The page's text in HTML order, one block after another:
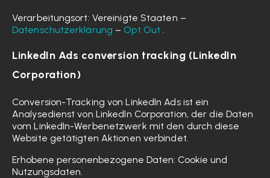
Verarbeitungsort: Vereinigte Staaten –
Datenschutzerklärung – Opt Out
LinkedIn Ads conversion tracking (LinkedIn
Corporation)
Conversion-Tracking von LinkedIn Ads ist ein
Analysedienst von LinkedIn Corporation, der die Daten
vom LinkedIn-Werbenetzwerk mit den durch diese
Website getätigten Aktionen verbindet.
Erhobene personenbezogene Daten: Cookie und
Nutzungsdaten.